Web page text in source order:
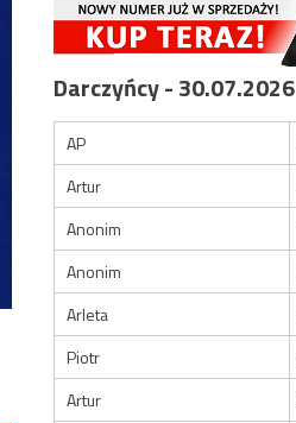
Darczyńcy - 30.07.2026
AP
Artur
Anonim
Anonim
Arleta
Piotr
Artur